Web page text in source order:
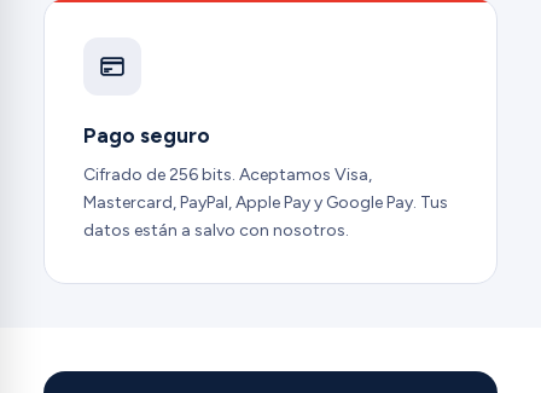
Pago seguro
Cifrado de 256 bits. Aceptamos Visa,
Mastercard, PayPal, Apple Pay y Google Pay. Tus
datos están a salvo con nosotros.